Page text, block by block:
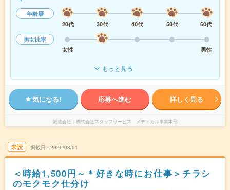
年齢層
20代
30代 40代 50代
60代
男女比率
女性
男性
もっと見る
気になる! 応募へ進む 詳しく見る
派遣会社 株式会社スタッフサービス メディカル事業本部
未読 掲載日 2026/08/01
＜時給1,500円～＊好きな時にお仕事＞チラシ
のモクモク仕分け